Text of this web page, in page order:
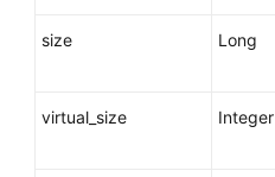
size Long
virtual_size Integer